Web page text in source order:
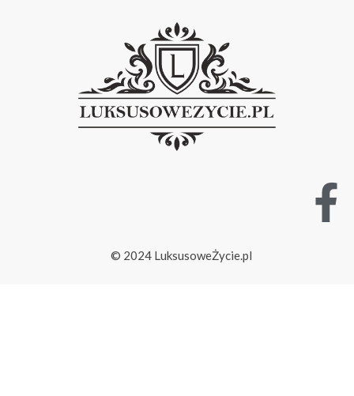
© 2024 LuksusoweŻycie.pl